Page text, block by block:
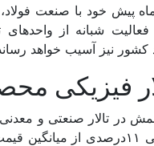
پیش خود با صنعت
شبانه از
کشور نیز آسیب خواهد
فیزیکی
شمش در تالار صنعتی و
تعیین قیمت میلگرد که ضریبی